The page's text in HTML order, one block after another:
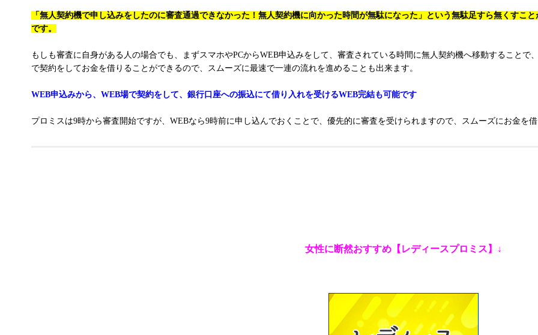
「無人契約機で申し込みをしたのに審査通過できなかった！無人契約機に向かった時間が無駄になった」という無駄足すら無くすこ
です。
もしも審査に自身がある人の場合でも、まずスマホやPCからWEB申込みをして、審査されている時間に無人契約機へ移動すること
で契約をしてお金を借りることができるので、スムーズに最速で一連の流れを進めることも出来ます。
WEB申込みから、WEB場で契約をして、銀行口座への振込にて借り入れを受けるWEB完結も可能です
プロミスは9時から審査開始ですが、WEBなら9時前に申し込んでおくことで、優先的に審査を受けられますので、スムーズにお金を
女性に断然おすすめ【レディースプロミス】↓